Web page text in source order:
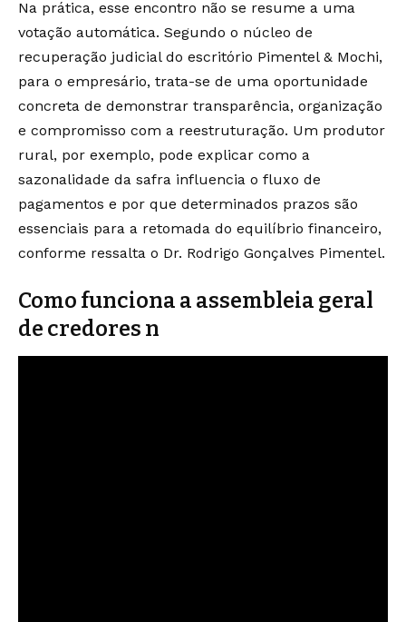
Na prática, esse encontro não se resume a uma
votação automática. Segundo o núcleo de
recuperação judicial do escritório Pimentel & Mochi,
para o empresário, trata-se de uma oportunidade
concreta de demonstrar transparência, organização
e compromisso com a reestruturação. Um produtor
rural, por exemplo, pode explicar como a
sazonalidade da safra influencia o fluxo de
pagamentos e por que determinados prazos são
essenciais para a retomada do equilíbrio financeiro,
conforme ressalta o Dr. Rodrigo Gonçalves Pimentel.
Como funciona a assembleia geral
de credores n